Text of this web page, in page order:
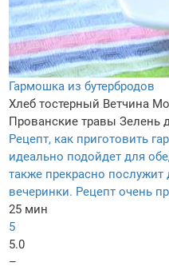
Гармошка из бутербродов
Хлеб тостерный Ветчина
Прованские травы Зелень
Рецепт, как приготовить
идеально подойдет для
также прекрасно
вечеринки. Рецепт очень
25 мин
5
5.0
–